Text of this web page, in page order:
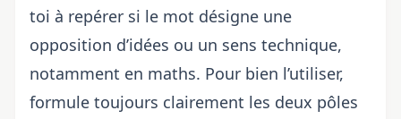
toi à repérer si le mot désigne une
opposition d’idées ou un sens technique,
notamment en maths. Pour bien l’utiliser,
formule toujours clairement les deux pôles